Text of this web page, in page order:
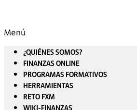
Menú
¿QUIÉNES SOMOS?
FINANZAS ONLINE
PROGRAMAS FORMATIVOS
HERRAMIENTAS
RETO FXM
WIKI-FINANZAS